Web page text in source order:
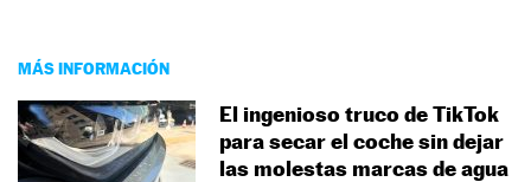
MÁS INFORMACIÓN
El ingenioso truco de TikTok
para secar el coche sin dejar
las molestas marcas de agua